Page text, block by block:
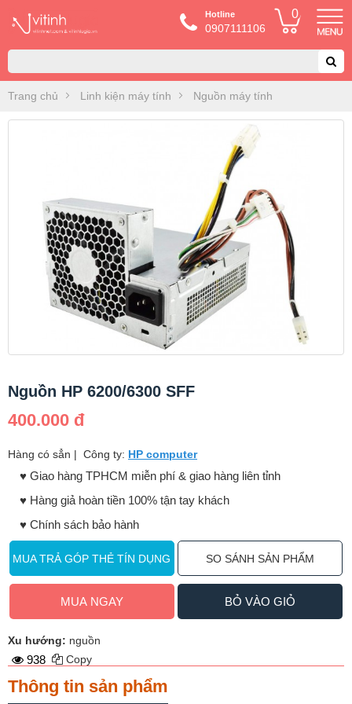
Hotline
0907111106
0
Trang chủ Linh kiện máy tính Nguồn máy tính
Nguồn HP 6200/6300 SFF
400.000 đ
Hàng có sẳn | Công ty: HP computer
♥️ Giao hàng TPHCM miễn phí & giao hàng liên tỉnh
♥️ Hàng giả hoàn tiền 100% tận tay khách
♥️ Chính sách bảo hành
MUA TRẢ GÓP THẺ TÍN DỤNG SO SÁNH SẢN PHẨM
MUA NGAY BỎ VÀO GIỎ
Xu hướng: nguồn
938 Copy
Thông tin sản phẩm